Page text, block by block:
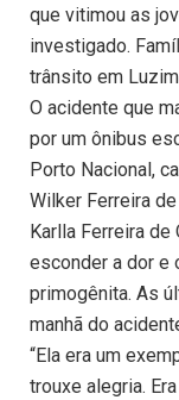
que vitimou as
investigado.
trânsito em
O acidente que
por um ônibus
Porto Nacional,
Wilker Ferreira
Karlla Ferreira de
esconder a dor e
primogênita. As
manhã do
“Ela era um
trouxe alegria.